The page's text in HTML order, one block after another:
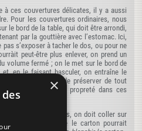
à ces couvertures délicates, il y a aussi
Pour les couvertures ordinaires, nous
le bord de la table, qui doit être arrondi,
par la gouttière avec l’estomac. Ici,
s’exposer à tacher le dos, ou pour ne
peut-être plus enlever, on prend un
volume fermé ; on le met sur le bord de
en le faisant basculer, on entraîne le
qu’on a l’intention de préserver de tout
une trop grande propreté dans ces
ou délicates, on doit coller sur
les taches que le carton pourrait
×